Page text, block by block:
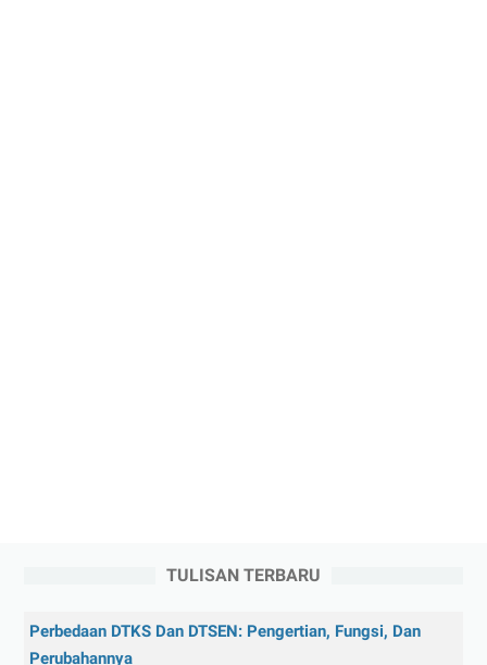
TULISAN TERBARU
Perbedaan DTKS Dan DTSEN: Pengertian, Fungsi, Dan
Perubahannya